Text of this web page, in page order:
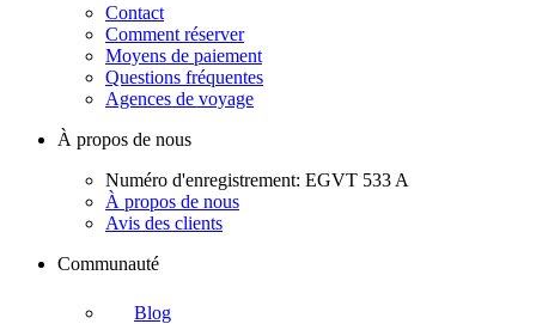
Contact
Comment réserver
Moyens de paiement
Questions fréquentes
Agences de voyage
À propos de nous
Numéro d'enregistrement: EGVT 533 A
À propos de nous
Avis des clients
Communauté
Blog